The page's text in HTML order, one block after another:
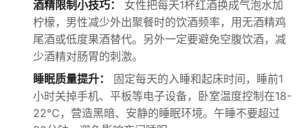
酒精限制小技巧：
女性把每天1杯红酒换成气泡水加
柠檬，男性减少外出聚餐时的饮酒频率，用无酒精鸡
尾酒或低度果酒替代。另外一定要避免空腹饮酒，减
少酒精对肠胃的刺激。
睡眠质量提升：
固定每天的入睡和起床时间，睡前1
小时关掉手机、平板等电子设备，卧室温度控制在18-
22℃，营造黑暗、安静的睡眠环境。午睡不要超过